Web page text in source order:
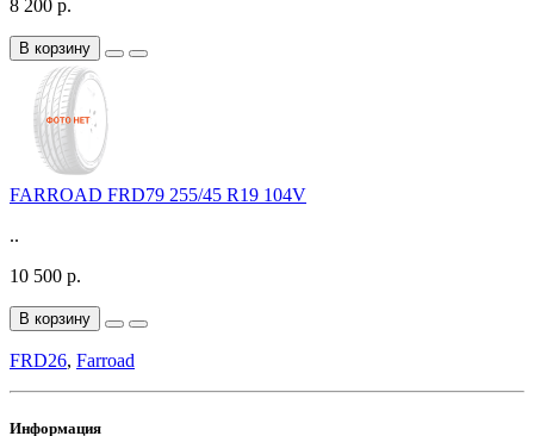
8 200 р.
В корзину
FARROAD FRD79 255/45 R19 104V
..
10 500 р.
В корзину
FRD26, Farroad
Информация